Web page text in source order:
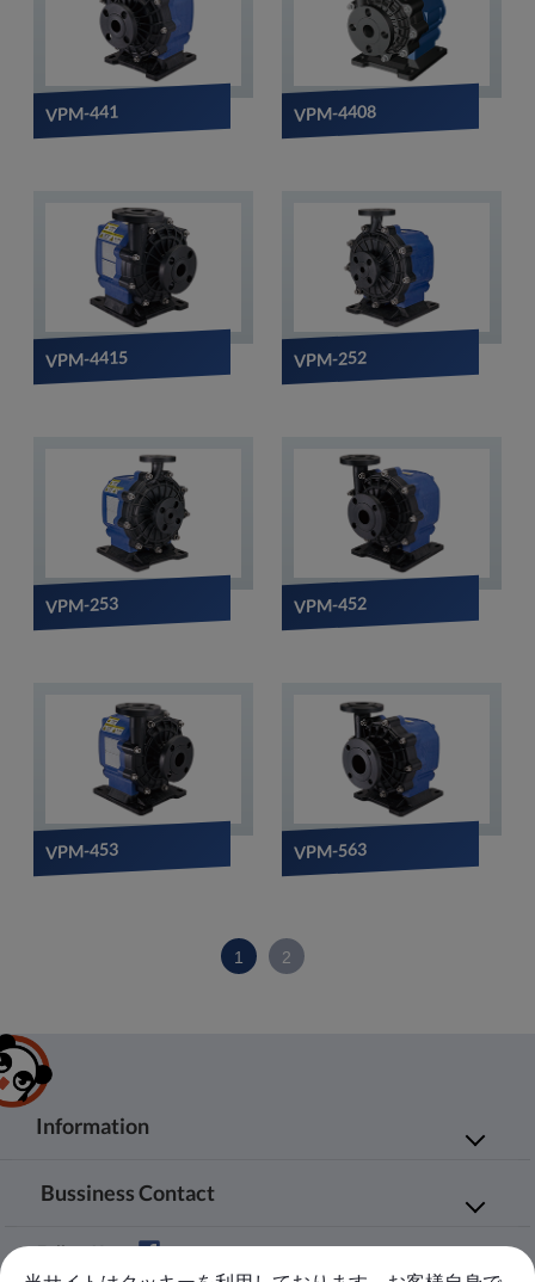
VPM-441 VPM-4408
VPM-4415 VPM-252
VPM-253 VPM-452
VPM-453 VPM-563
1 2
Information
ニュース
お問い合わせ
ダウンロード
サイトマップ
Bussiness Contact
No.20, JingKe S.Rd., Nantun Dist.,Taichung
Follow Us